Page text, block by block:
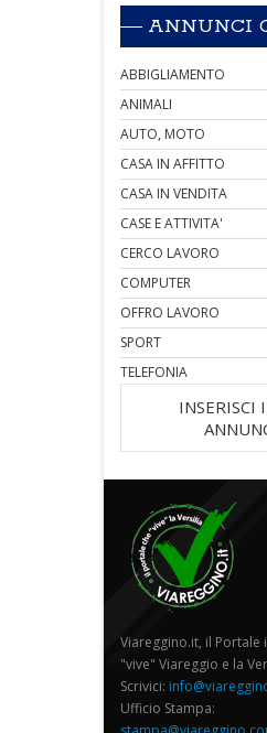
ANNUNCI
ABBIGLIAMENTO
ANIMALI
AUTO, MOTO
CASA IN AFFITTO
CASA IN VENDITA
CASE E ATTIVITA'
CERCO LAVORO
COMPUTER
OFFRO LAVORO
SPORT
TELEFONIA
INSERISCI
Viareggino.it, il Portale
"vive" Viareggio e la
Scrivici:
Ufficio Stampa: